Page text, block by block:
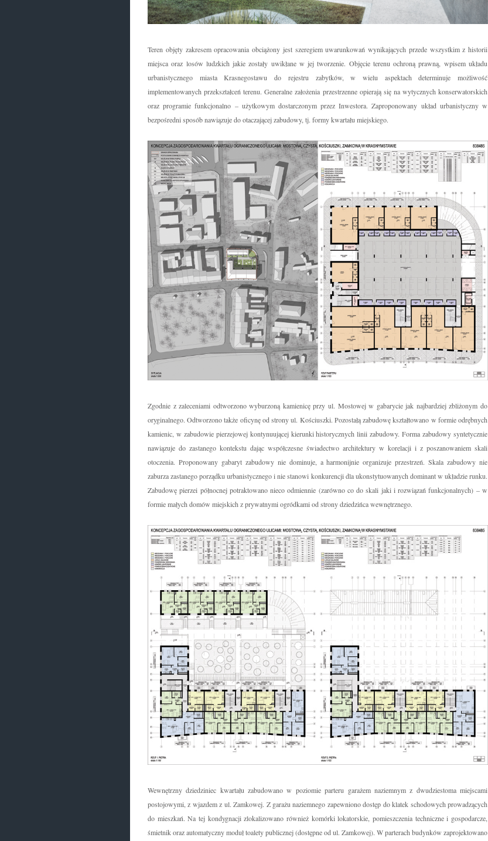
Teren objęty zakresem opracowania obciążony jest szeregiem uwarunkowań wynikających przede wszystkim z historii
miejsca oraz losów ludzkich jakie zostały uwikłane w jej tworzenie. Objęcie terenu ochroną prawną, wpisem układu
urbanistycznego miasta Krasnegostawu do rejestru zabytków, w wielu aspektach determinuje możliwość
implementowanych przekształceń terenu. Generalne założenia przestrzenne opierają się na wytycznych konserwatorskich
oraz programie funkcjonalno – użytkowym dostarczonym przez Inwestora. Zaproponowany układ urbanistyczny w
bezpośredni sposób nawiązuje do otaczającej zabudowy, tj. formy kwartału miejskiego.
Zgodnie z zaleceniami odtworzono wyburzoną kamienicę przy ul. Mostowej w gabarycie jak najbardziej zbliżonym do
oryginalnego. Odtworzono także oficynę od strony ul. Kościuszki. Pozostałą zabudowę kształtowano w formie odrębnych
kamienic, w zabudowie pierzejowej kontynuującej kierunki historycznych linii zabudowy. Forma zabudowy syntetycznie
nawiązuje do zastanego kontekstu dając współczesne świadectwo architektury w korelacji i z poszanowaniem skali
otoczenia. Proponowany gabaryt zabudowy nie dominuje, a harmonijnie organizuje przestrzeń. Skala zabudowy nie
zaburza zastanego porządku urbanistycznego i nie stanowi konkurencji dla ukonstytuowanych dominant w układzie runku.
Zabudowę pierzei północnej potraktowano nieco odmiennie (zarówno co do skali jaki i rozwiązań funkcjonalnych) – w
formie małych domów miejskich z prywatnymi ogródkami od strony dziedzińca wewnętrznego.
Wewnętrzny dziedziniec kwartału zabudowano w poziomie parteru garażem naziemnym z dwudziestoma miejscami
postojowymi, z wjazdem z ul. Zamkowej. Z garażu naziemnego zapewniono dostęp do klatek schodowych prowadzących
do mieszkań. Na tej kondygnacji zlokalizowano również komórki lokatorskie, pomieszczenia techniczne i gospodarcze,
śmietnik oraz automatyczny moduł toalety publicznej (dostępne od ul. Zamkowej). W parterach budynków zaprojektowano